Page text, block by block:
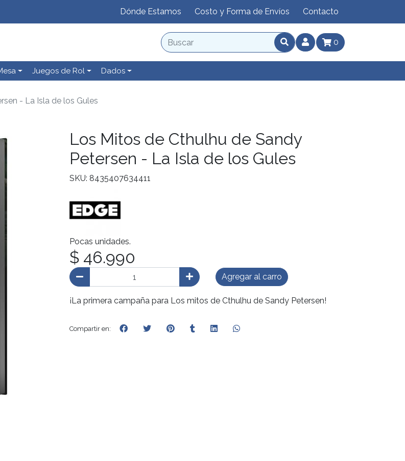
Dónde Estamos Costo y Forma de Envíos Contacto
0
Juegos de Rol Dados
- La Isla de los Gules
Los Mitos de Cthulhu de Sandy
Petersen - La Isla de los Gules
SKU: 8435407634411
Pocas unidades.
$ 46.990
Agregar al carro
¡La primera campaña para Los mitos de Cthulhu de Sandy Petersen!
Compartir en: